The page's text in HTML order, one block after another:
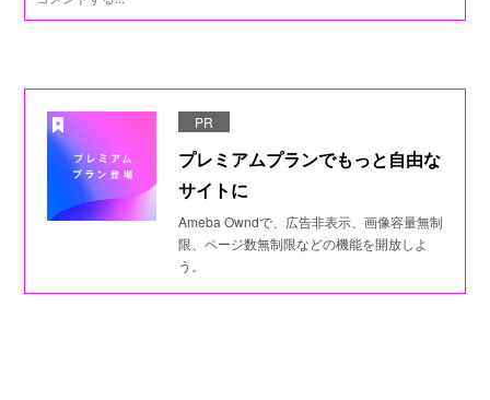
PR
プレミアムプランでもっと自由な
サイトに
Ameba Owndで、広告非表示、画像容量無制
限、ページ数無制限などの機能を開放しよ
う。